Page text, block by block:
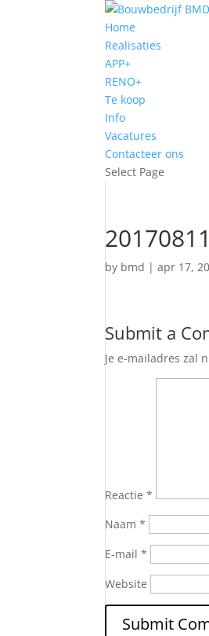
Home
Realisaties
APP+
RENO+
Te koop
Info
Vacatures
Contacteer ons
Select Page
by bmd |apr 17,
Submit a
Je e-mailadres zal
Reactie*
Naam*
E-mail*
Website